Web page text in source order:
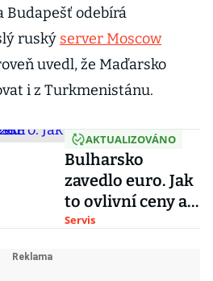
Budapešť odebírá
ruský server Moscow
uvedl, že Maďarsko
i z Turkmenistánu.
AKTUALIZOVÁNO
Bulharsko
zavedlo euro. Jak
to ovlivní ceny a
české turisty od
Servis